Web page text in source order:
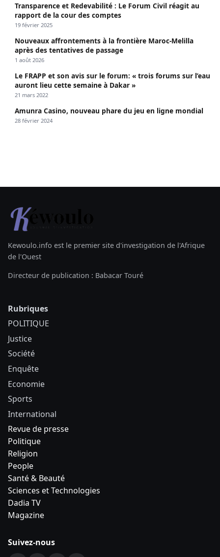
Transparence et Redevabilité : Le Forum Civil réagit au
rapport de la cour des comptes
19 février 2025
Nouveaux affrontements à la frontière Maroc-Melilla
après des tentatives de passage
1 août 2026
Le FRAPP et son avis sur le forum: « trois forums sur l’eau
auront lieu cette semaine à Dakar »
21 mars 2022
Amunra Casino, nouveau phare du jeu en ligne mondial
28 février 2024
Kewoulo.info est le premier site d'investigation de l'Afrique
de l'Ouest
Directeur de publication : Babacar Touré
Rubriques
POLITIQUE
Justice
Société
Enquête
Economie
Sports
International
Revue de presse
Politique
Religion
People
Santé & Beauté
Sciences et Technologies
Dadia TV
Magazine
Suivez-nous